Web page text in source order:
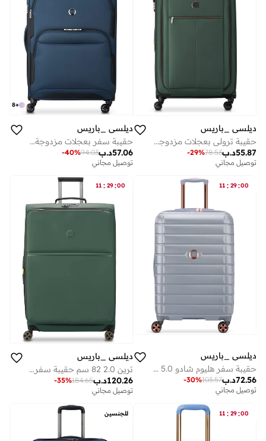
ديلسي _باريس
حقيبة ترولي بعجلات مزدوجة قابلة للتوسيع مقاس سم لون أخضر
د.ب55.87
78.53
-29%
توصيل مجاني
+
8
ديلسي _باريس
حقيبة سفر بعجلات مزدوجة قابلة للتوسيع سماوي ماكس . . سم أزرق
د.ب57.06
94.03
-40%
توصيل مجاني
11 : 29:00
ديلسي _باريس
حقيبة سفر هليوم شادو 5.0 70 سم هارد كيس بعجلات مزدوجة بلاتينيوم
د.ب72.56
103.57
-30%
توصيل مجاني
11 : 29:00
ديلسي _باريس
ترين 2.0 82 سم حقيبة سفر بعجلات مزدوجة غير قابلة للتوسيع - أخضر
د.ب120.26
184.65
-35%
توصيل مجاني
11 : 29:00 للجنسين